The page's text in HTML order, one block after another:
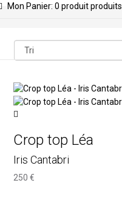
Mon Panier: 0 produitproduits
Crop top Léa
Iris Cantabri
250 €